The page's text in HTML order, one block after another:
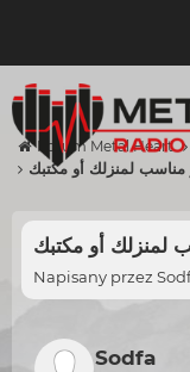
Forum Metal Heart
لمنزلك أو مكتبك
أو مكتبك
Napisany przez
Sodfa